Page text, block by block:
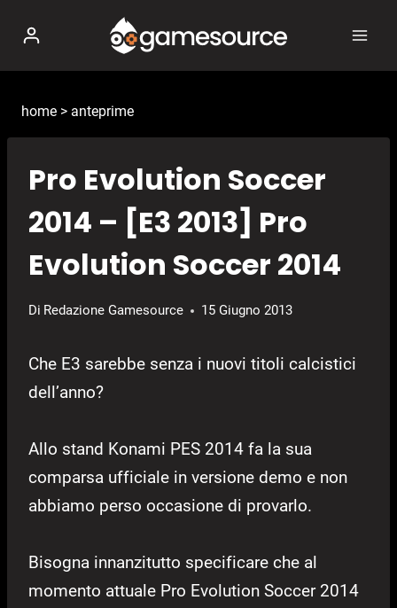
contenuto
home > anteprime
Pro Evolution Soccer
2014 – [E3 2013] Pro
Evolution Soccer 2014
Di Redazione Gamesource 15 Giugno 2013
Che E3 sarebbe senza i nuovi titoli calcistici
dell’anno?
Allo stand Konami PES 2014 fa la sua
comparsa ufficiale in versione demo e non
abbiamo perso occasione di provarlo.
Bisogna innanzitutto specificare che al
momento attuale Pro Evolution Soccer 2014